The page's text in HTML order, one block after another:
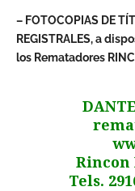
– FOTOCOPIAS DE
REGISTRALES, a
los Rematadores
Rincon
Tels.